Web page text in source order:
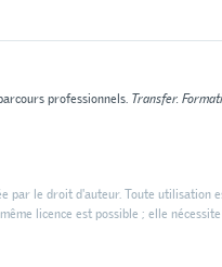
professionnels. Transfer.
par le droit d'auteur. Toute utilisation
licence est possible ; elle